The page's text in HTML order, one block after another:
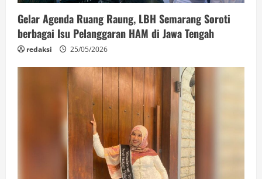
Gelar Agenda Ruang Raung, LBH Semarang Soroti
berbagai Isu Pelanggaran HAM di Jawa Tengah
redaksi 25/05/2026